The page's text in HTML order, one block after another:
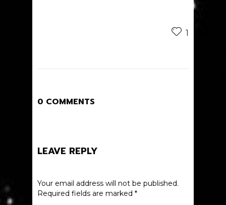
1
0 COMMENTS
LEAVE REPLY
Your email address will not be published.
Required fields are marked *